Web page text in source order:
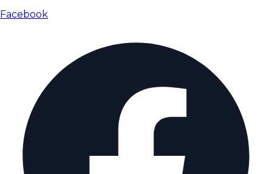
Facebook